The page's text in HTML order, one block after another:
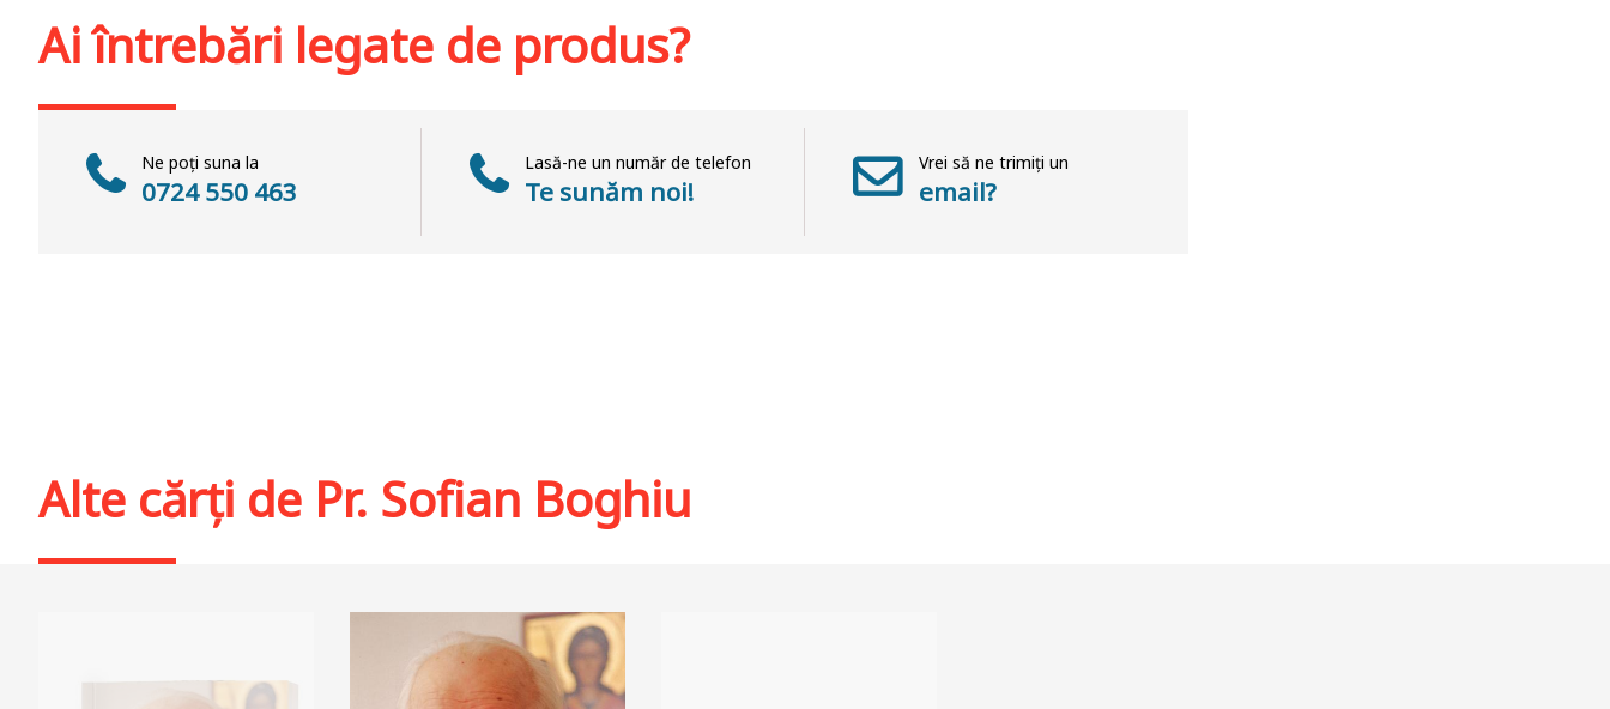
Ai întrebări legate de produs?
Ne poți suna la
0724 550 463
Lasă-ne un număr de telefon
Te sunăm noi!
Vrei să ne trimiți un
email?
Alte cărți de Pr. Sofian Boghiu